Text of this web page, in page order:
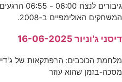
גיבורים
המשחקים האולימפיים ב-2008.
דיסני ג'וניור 16-06-2025
מסכה-בזמן שהוא עוזר